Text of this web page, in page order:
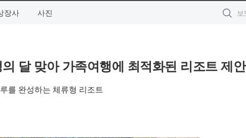
장사 사진
달 맞아 가족여행에 최적화된 리조트 제안
를 완성하는 체류형 리조트